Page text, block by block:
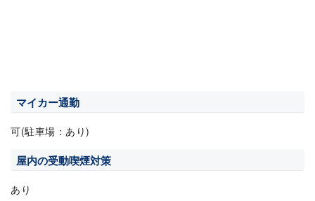
マイカー通勤
可(駐車場：あり)
屋内の受動喫煙対策
あり